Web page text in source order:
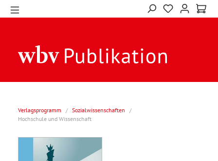
Verlagsprogramm / Sozialwissenschaften
/
Hochschule und Wissenschaft